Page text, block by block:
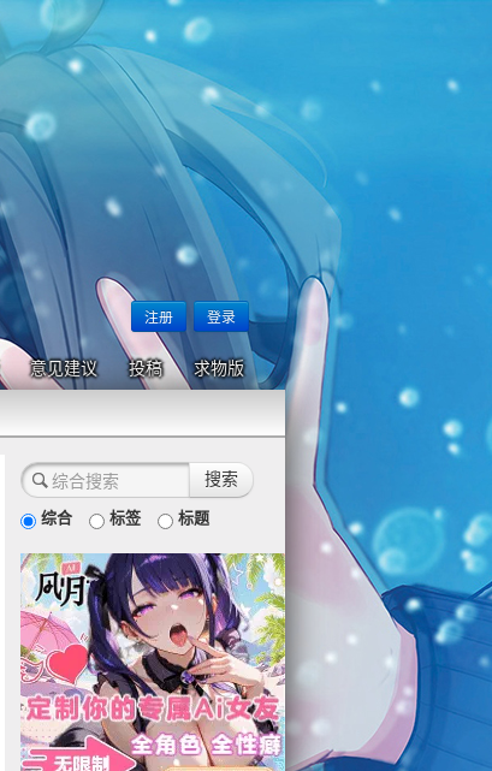
注册 登录
意见建议 投稿 求物版
综合 标签 标题